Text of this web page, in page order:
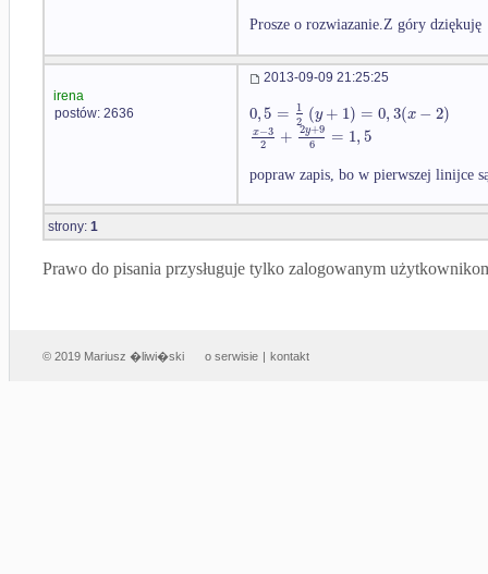
Prosze o rozwiazanie.Z góry dziękuję
irena
postów: 2636
2013-09-09 21:25:25
0,5 = 1
2 (y + 1) = 0,3(x − 2)
x−3
2 + 2y+9
6
= 1,5
popraw zapis, bo w pierwszej linijce
strony: 1
Prawo do pisania przysługuje tylko zalogowanym
© 2019 Mariusz �liwi�ski o serwisie | kontakt